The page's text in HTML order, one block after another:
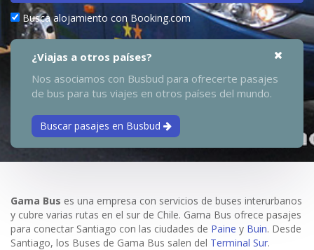
Busca alojamiento con Booking.com
¿Viajas a otros países?
Nos asociamos con Busbud para ofrecerte pasajes
de bus para tus viajes en otros países del mundo.
Buscar pasajes en Busbud
Gama Bus es una empresa con servicios de buses interurbanos
y cubre varias rutas en el sur de Chile. Gama Bus ofrece pasajes
para conectar Santiago con las ciudades de Paine y Buin. Desde
Santiago, los Buses de Gama Bus salen del Terminal Sur.